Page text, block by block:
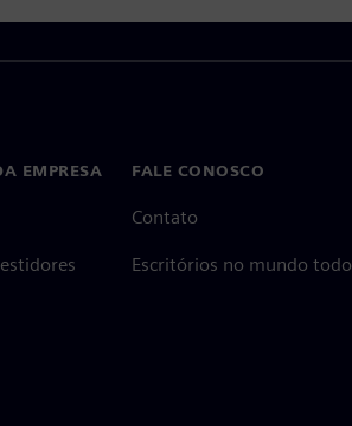
EMPRESA FALE CONOSCO
Contato
Escritórios no mundo todo